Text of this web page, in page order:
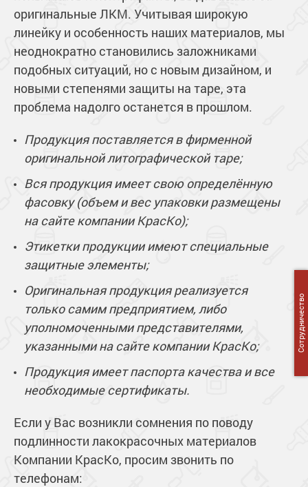
Сопутствующие товары
Морозостойкие краски для металла
Морозостойкие краски для фасада
Сопутствующие товары
оригинальные ЛКМ. Учитывая широкую
линейку и особенность наших материалов, мы
неоднократно становились заложниками
подобных ситуаций, но с новым дизайном, и
новыми степенями защиты на таре, эта
проблема надолго останется в прошлом.
Продукция поставляется в фирменной
оригинальной литографической таре;
Вся продукция имеет свою определённую
фасовку (объем и вес упаковки размещены
на сайте компании КрасКо);
Этикетки продукции имеют специальные
защитные элементы;
Оригинальная продукция реализуется
только самим предприятием, либо
уполномоченными представителями,
указанными на сайте компании КрасКо;
Продукция имеет паспорта качества и все
необходимые сертификаты.
Если у Вас возникли сомнения по поводу
подлинности лакокрасочных материалов
Компании КрасКо, просим звонить по
телефонам:
Сотрудничество